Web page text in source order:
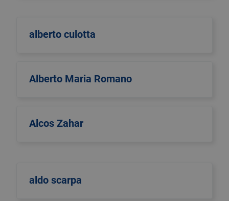
alberto culotta
Alberto Maria Romano
Alcos Zahar
aldo scarpa